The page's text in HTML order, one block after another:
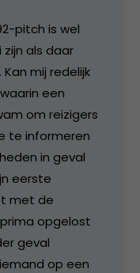
pitch is wel
als daar
mij redelijk
een
om reizigers
te informeren
in geval
eerste
met de
opgelost
geval
op een